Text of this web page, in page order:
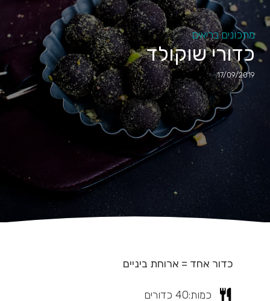
מתכונים בריאים
כדורי שוקולד
17/09/2019
כדור אחד = ארוחת ביניים
כמות:40 כדורים